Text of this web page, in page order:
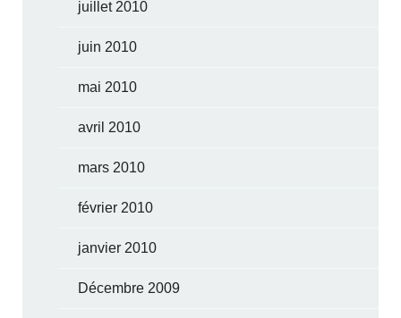
juillet 2010
juin 2010
mai 2010
avril 2010
mars 2010
février 2010
janvier 2010
Décembre 2009